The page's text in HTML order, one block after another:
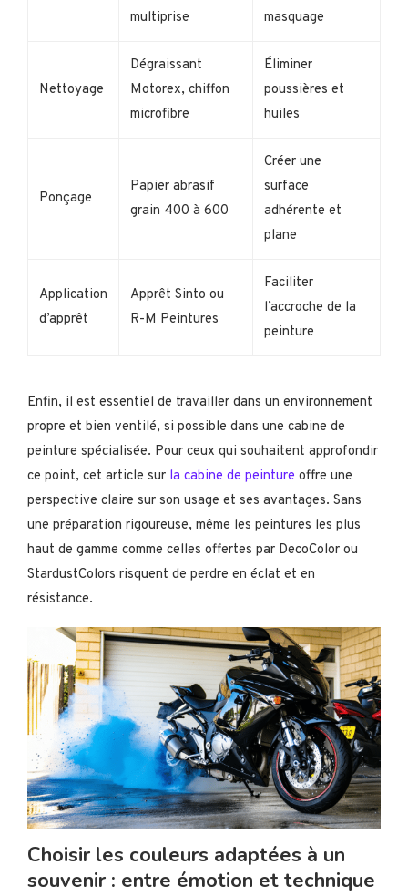
multiprise
masquage
Nettoyage
Dégraissant
Motorex, chiffon
microfibre
Éliminer
poussières et
huiles
Ponçage
Papier abrasif
grain 400 à 600
Créer une
surface
adhérente et
plane
Application
d’apprêt
Apprêt Sinto ou
R-M Peintures
Faciliter
l’accroche de la
peinture
Enfin, il est essentiel de travailler dans un environnement
propre et bien ventilé, si possible dans une cabine de
peinture spécialisée. Pour ceux qui souhaitent approfondir
ce point, cet article sur la cabine de peinture offre une
perspective claire sur son usage et ses avantages. Sans
une préparation rigoureuse, même les peintures les plus
haut de gamme comme celles offertes par DecoColor ou
StardustColors risquent de perdre en éclat et en
résistance.
Choisir les couleurs adaptées à un
souvenir : entre émotion et technique